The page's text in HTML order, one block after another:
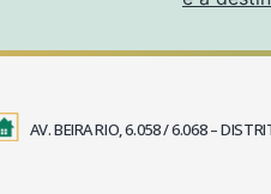
AV. BEIRA RIO, 6.058 / 6.068 –